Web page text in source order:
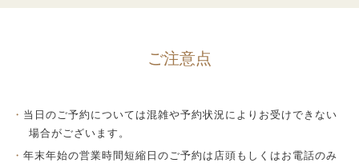
ご注意点
当日のご予約については混雑や予約状況によりお受けできない
場合がございます。
年末年始の営業時間短縮日のご予約は店頭もしくはお電話のみ